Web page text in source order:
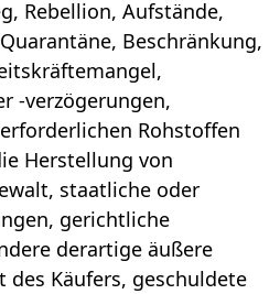
Rebellion, Aufstände,
Beschränkung,
-verzögerungen,
Rohstoffen
Herstellung von
staatliche oder
gerichtliche
derartige äußere
des Käufers, geschuldete